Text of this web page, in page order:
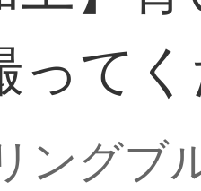
てく
ングブ